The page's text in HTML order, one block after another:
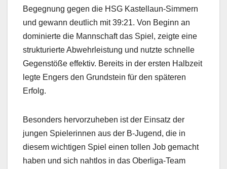
Begegnung gegen die HSG Kastellaun-Simmern
und gewann deutlich mit 39:21. Von Beginn an
dominierte die Mannschaft das Spiel, zeigte eine
strukturierte Abwehrleistung und nutzte schnelle
Gegenstöße effektiv. Bereits in der ersten Halbzeit
legte Engers den Grundstein für den späteren
Erfolg.
Besonders hervorzuheben ist der Einsatz der
jungen Spielerinnen aus der B-Jugend, die in
diesem wichtigen Spiel einen tollen Job gemacht
haben und sich nahtlos in das Oberliga-Team